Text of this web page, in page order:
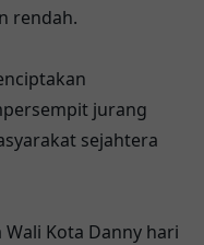
rendah.
jurang
sejahtera
Kota Danny hari